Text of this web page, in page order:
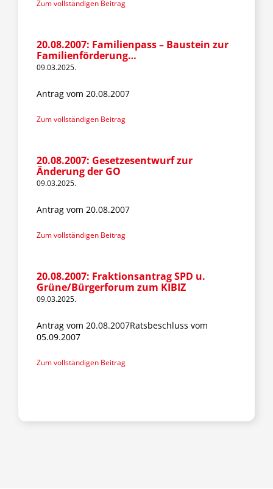
Zum vollständigen Beitrag
20.08.2007: Familienpass – Baustein zur
Familienförderung…
09.03.2025.
Antrag vom 20.08.2007
Zum vollständigen Beitrag
20.08.2007: Gesetzesentwurf zur
Änderung der GO
09.03.2025.
Antrag vom 20.08.2007
Zum vollständigen Beitrag
20.08.2007: Fraktionsantrag SPD u.
Grüne/Bürgerforum zum KIBIZ
09.03.2025.
Antrag vom 20.08.2007Ratsbeschluss vom
05.09.2007
Zum vollständigen Beitrag